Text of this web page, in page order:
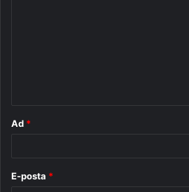
Ad *
E-posta *